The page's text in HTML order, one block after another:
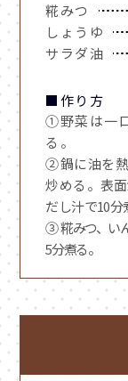
糀みつ
しょうゆ
サラダ油
■作り方
①野菜は一
る。
②鍋に油を
炒める。表
だし汁で10分
③糀みつ、い
5分煮る。